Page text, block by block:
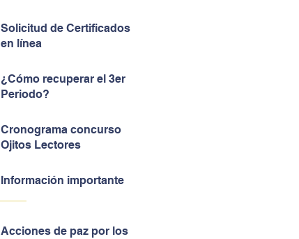
Solicitud de Certificados
en línea
¿Cómo recuperar el 3er
Periodo?
Cronograma concurso
Ojitos Lectores
Información importante
Acciones de paz por los